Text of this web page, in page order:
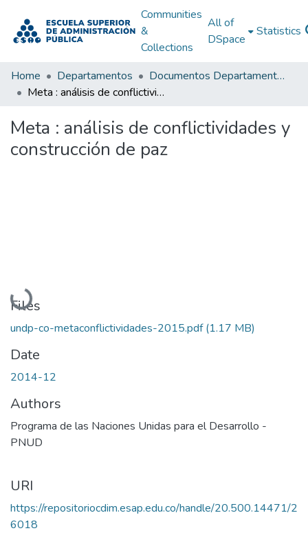
Communities
&
Collections
All of
DSpace
Statistics
Home Departamentos
Documentos Departamentales
Meta : análisis de conflictividades y construcción de paz
Meta : análisis de conflictividades y
construcción de paz
Loading...
Files
undp-co-metaconflictividades-2015.pdf(1.17 MB)
Date
2014-12
Authors
Programa de las Naciones Unidas para el Desarrollo -
PNUD
URI
https://repositoriocdim.esap.edu.co/handle/20.500.14471/2
6018